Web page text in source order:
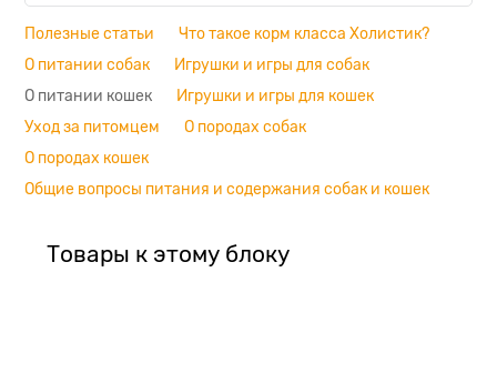
Полезные статьи
Что такое корм класса Холистик?
О питании собак
Игрушки и игры для собак
О питании кошек
Игрушки и игры для кошек
Уход за питомцем
О породах собак
О породах кошек
Общие вопросы питания и содержания собак и кошек
Товары к этому блоку